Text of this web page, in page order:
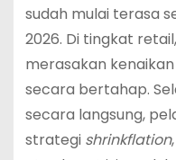
sudah mulai terasa
2026. Di tingkat
merasakan
secara bertahap.
secara langsung,
strategi shrinkflation